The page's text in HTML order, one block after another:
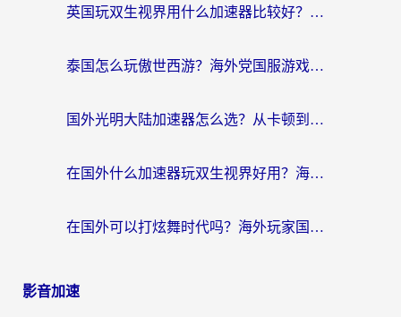
英国玩双生视界用什么加速器比较好？海外党亲测有效的国服游戏加速方案
泰国怎么玩傲世西游？海外党国服游戏加速终极攻略（附光明大陆量子特攻实测）
国外光明大陆加速器怎么选？从卡顿到丝滑的终极指南（含德国玩走开外星人墨西哥玩俄罗斯方块技巧）
在国外什么加速器玩双生视界好用？海外党亲测不踩坑的终极指南
在国外可以打炫舞时代吗？海外玩家国服游戏加速全攻略（附实测推荐）
影音加速